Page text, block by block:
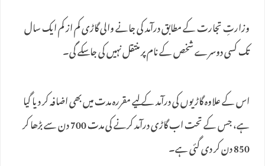
وزارتِ تجارت کے مطابق درآمد کی جانے والی گاڑی کم از کم ایک سال
تک کسی دوسرے شخص کے نام پر منتقل نہیں کی جا سکے گی۔
اس کے علاوہ گاڑیوں کی درآمد کے لیے مقررہ مدت میں بھی اضافہ کر دیا گیا
ہے، جس کے تحت اب گاڑی درآمد کرنے کی مدت 700 دن سے بڑھا کر
850 دن کر دی گئی ہے۔